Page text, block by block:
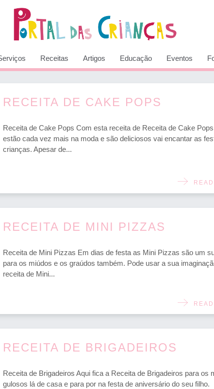
Receitas Artigos Educação Eventos
RECEITA DE CAKE POPS
Receita de Cake Pops Com esta receita de Receita de Cake
estão cada vez mais na moda e são deliciosos vai encantar as
crianças. Apesar de...
RECEITA DE MINI PIZZAS
Receita de Mini Pizzas Em dias de festa as Mini Pizzas são um
para os miúdos e os graúdos também. Pode usar a sua
receita de Mini...
RECEITA DE BRIGADEIROS
Receita de Brigadeiros Aqui fica a Receita de Brigadeiros para os
gulosos lá de casa e para por na festa de aniversário do seu filho.